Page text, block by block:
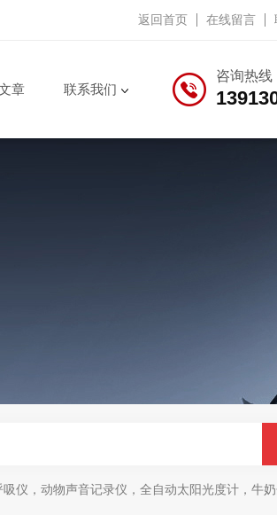
返回首页 在线留言
咨询热线
章 联系我们
声音记录仪，全自动太阳光度计，牛奶分析仪，牛奶体细胞测定仪，质构仪，高